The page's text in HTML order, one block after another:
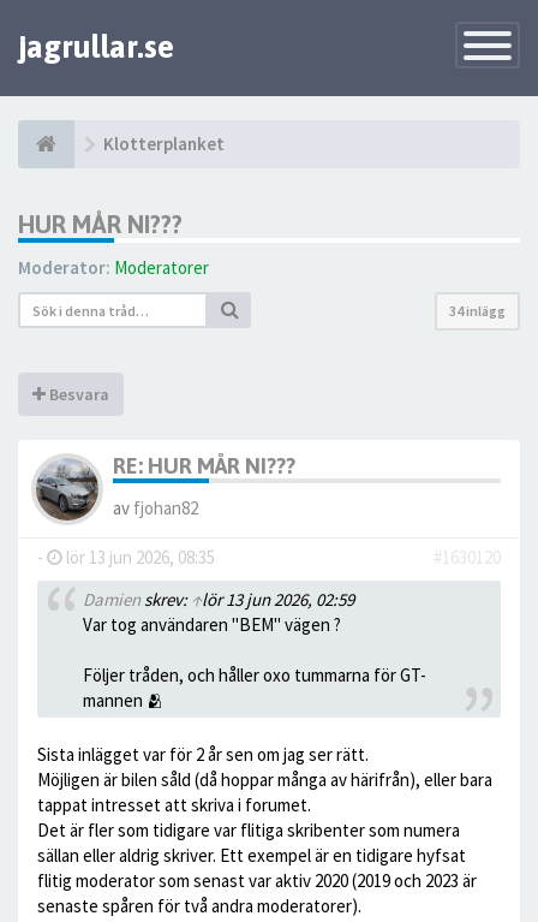
Toggle
jagrullar.se
Klotterplanket
HUR MÅR NI???
Moderator: Moderatorer
34 inlägg
Besvara
RE: HUR MÅR NI???
av fjohan82
- lör 13 jun 2026, 08:35
#1630120
Damienskrev: ↑lör 13 jun 2026, 02:59
Var tog användaren "BEM" vägen ?
Följer tråden, och håller oxo tummarna för GT-
mannen 🫂
Sista inlägget var för 2 år sen om jag ser rätt.
Möjligen är bilen såld (då hoppar många av härifrån), eller bara
tappat intresset att skriva i forumet.
Det är fler som tidigare var flitiga skribenter som numera
sällan eller aldrig skriver. Ett exempel är en tidigare hyfsat
flitig moderator som senast var aktiv 2020 (2019 och 2023 är
senaste spåren för två andra moderatorer).